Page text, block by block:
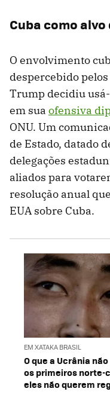
Cuba como
O envolvimento
despercebido
Trump decidiu
em sua ofensiva
ONU. Um
de Estado, datado
delegações
aliados para
resolução anual
EUA sobre Cuba.
EM XATAKA BRASIL
O que a Ucrânia
os primeiros norte-
eles não querem